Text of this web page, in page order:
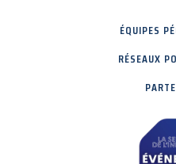
ÉQUIPES
RÉSEAUX